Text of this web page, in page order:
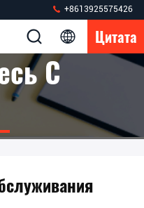
+8613925575426
Цитата
С